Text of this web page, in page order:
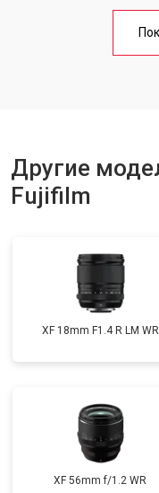
Другие
Fujifilm
XF 18mm F1.4 R LM WR
XF 56mm f/1.2 WR